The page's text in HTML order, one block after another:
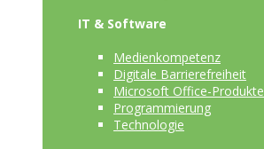
IT & Software
Medienkompetenz
Digitale Barrierefreiheit
Microsoft Office-Produkte
Programmierung
Technologie